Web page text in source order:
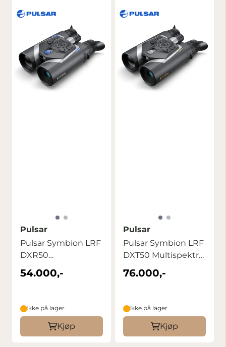
Pulsar
Pulsar Symbion LRF
DXR50
Multispektral
Kikkert
54.000,-
Ikke på lager
Kjøp
Pulsar
Pulsar Symbion LRF
DXT50 Multispektral
Kikkert
76.000,-
Ikke på lager
Kjøp